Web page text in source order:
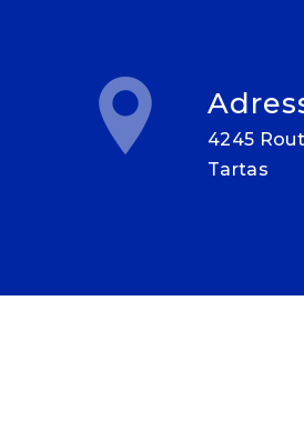
4245 Route de Mariterre, 40400
Tartas